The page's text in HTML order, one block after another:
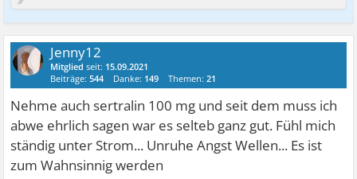
Jenny12
Mitglied seit: 15.09.2021
Beiträge:544 Danke: 149 Themen:21
Nehme auch sertralin 100 mg und seit dem muss ich
abwe ehrlich sagen war es selteb ganz gut. Fühl mich
ständig unter Strom... Unruhe Angst Wellen... Es ist
zum Wahnsinnig werden